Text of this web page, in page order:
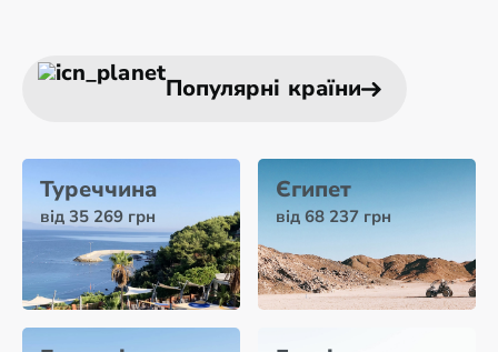
Популярні країни
Туреччина
від 35 269 грн
Єгипет
від 68 237 грн